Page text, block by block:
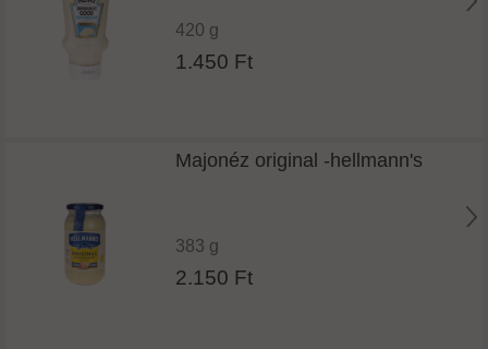
420 g
1.450 Ft
Majonéz original -hellmann's
383 g
2.150 Ft